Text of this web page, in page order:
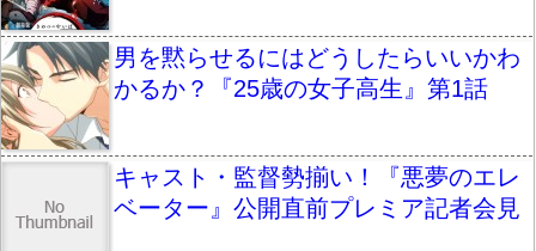
男を黙らせるにはどうしたらいいかわ
かるか？『25歳の女子高生』第1話
キャスト・監督勢揃い！『悪夢のエレ
ベーター』公開直前プレミア記者会見